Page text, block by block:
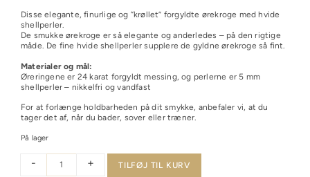
Disse elegante, finurlige og “krøllet” forgyldte ørekroge med hvide
shellperler.
De smukke ørekroge er så elegante og anderledes – på den rigtige
måde. De fine hvide shellperler supplere de gyldne ørekroge så fint.
Materialer og mål:
Øreringene er 24 karat forgyldt messing, og perlerne er 5 mm
shellperler – nikkelfri og vandfast
For at forlænge holdbarheden på dit smykke, anbefaler vi, at du
tager det af, når du bader, sover eller træner.
På lager
- + TILFØJ TIL KURV